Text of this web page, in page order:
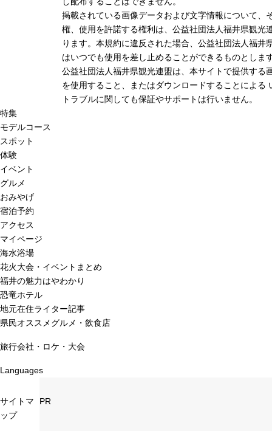
掲載されている画像データおよび文字情報について、
権、使用を許諾する権利は、公益社団法人福井県観光
ります。本規約に違反された場合、公益社団法人福井
はいつでも使用を差し止めることができるものとしま
公益社団法人福井県観光連盟は、本サイトで提供する
を使用すること、またはダウンロードすることによる
トラブルに関しても保証やサポートは行いません。
特集
モデルコース
スポット
体験
イベント
グルメ
おみやげ
宿泊予約
アクセス
マイページ
海水浴場
花火大会・イベントまとめ
福井の魅力はやわかり
恐竜ホテル
地元在住ライター記事
県民オススメグルメ・飲食店
旅行会社・ロケ・大会
Languages
サイトマ
ップ
PR